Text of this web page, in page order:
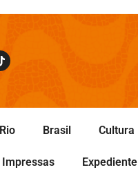
Rio Brasil Cultura
Impressas Expediente